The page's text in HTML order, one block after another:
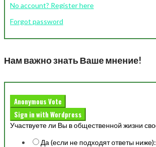
No account? Register here
Forgot password
Нам важно знать Ваше мнение!
Anonymous Vote
Sign in with Wordpress
Участвуете ли Вы в общественной жизни
Да (если не подходят ответы ниже):